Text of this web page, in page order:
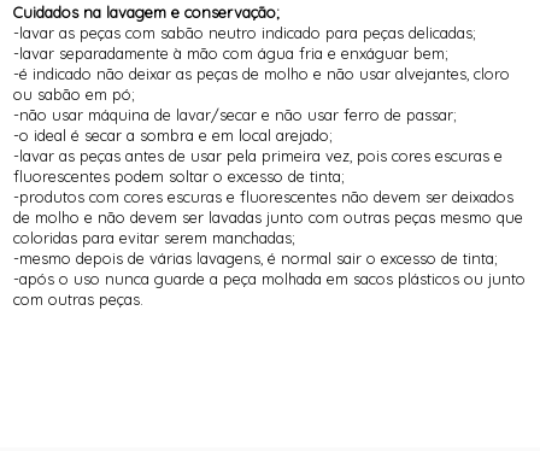
Cuidados na lavagem e conservação;
-lavar as peças com sabão neutro indicado para peças delicadas;
-lavar separadamente à mão com água fria e enxáguar bem;
-é indicado não deixar as peças de molho e não usar alvejantes, cloro
ou sabão em pó;
-não usar máquina de lavar/secar e não usar ferro de passar;
-o ideal é secar a sombra e em local arejado;
-lavar as peças antes de usar pela primeira vez, pois cores escuras e
fluorescentes podem soltar o excesso de tinta;
-produtos com cores escuras e fluorescentes não devem ser deixados
de molho e não devem ser lavadas junto com outras peças mesmo que
coloridas para evitar serem manchadas;
-mesmo depois de várias lavagens, é normal sair o excesso de tinta;
-após o uso nunca guarde a peça molhada em sacos plásticos ou junto
com outras peças.